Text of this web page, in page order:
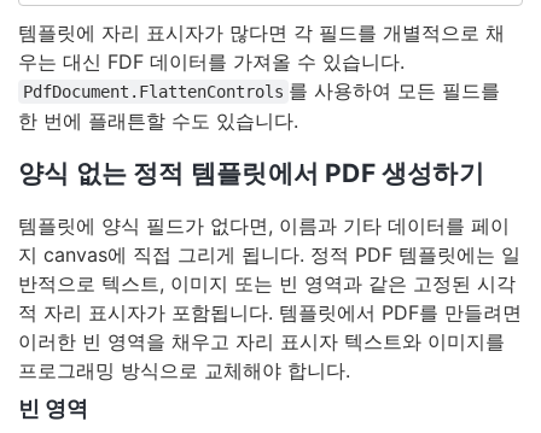
템플릿에 자리 표시자가 많다면 각 필드를 개별적으로 채
우는 대신 FDF 데이터를 가져올 수 있습니다.
PdfDocument.FlattenControls 를 사용하여 모든 필드를
한 번에 플래튼할 수도 있습니다.
양식 없는 정적 템플릿에서 PDF 생성하기
템플릿에 양식 필드가 없다면, 이름과 기타 데이터를 페이
지 canvas에 직접 그리게 됩니다. 정적 PDF 템플릿에는 일
반적으로 텍스트, 이미지 또는 빈 영역과 같은 고정된 시각
적 자리 표시자가 포함됩니다. 템플릿에서 PDF를 만들려면
이러한 빈 영역을 채우고 자리 표시자 텍스트와 이미지를
프로그래밍 방식으로 교체해야 합니다.
빈 영역